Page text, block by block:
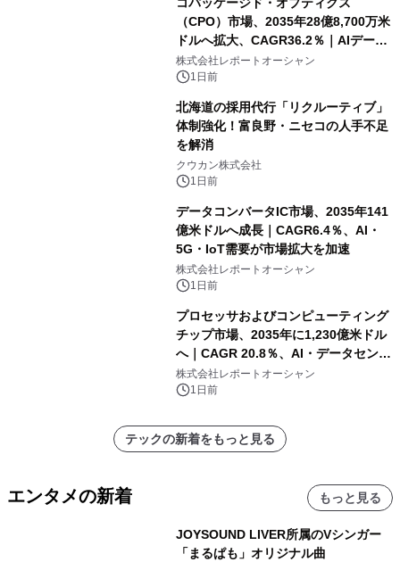
（CPO）市場、2035年28億8,700万米
ドルへ拡大、CAGR36.2％｜AIデータ
センター・高速光通信需要が成長を加
速
株式会社レポートオーシャン
1日前
北海道の採用代行「リクルーティブ」
体制強化！富良野・ニセコの人手不足
を解消
クウカン株式会社
1日前
データコンバータIC市場、2035年141
億米ドルへ成長｜CAGR6.4％、AI・
5G・IoT需要が市場拡大を加速
株式会社レポートオーシャン
1日前
プロセッサおよびコンピューティング
チップ市場、2035年に1,230億米ドル
へ｜CAGR 20.8％、AI・データセンタ
ー需要が成長を牽引
株式会社レポートオーシャン
1日前
テックの新着をもっと見る
エンタメの新着 もっと見る
JOYSOUND LIVER所属のVシンガー
「まるぱも」オリジナル曲